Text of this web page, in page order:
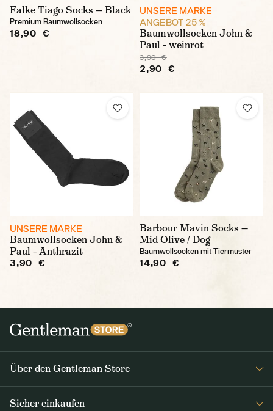
Falke Tiago Socks — Black
Premium Baumwollsocken
18,90 €
UNSERE MARKE
ANGEBOT 25 %
Baumwollsocken John &
Paul – weinrot
3,90 €
2,90 €
UNSERE MARKE
Baumwollsocken John &
Paul – Anthrazit
3,90 €
Barbour Mavin Socks —
Mid Olive / Dog
Baumwollsocken mit Tiermuster
14,90 €
Über den Gentleman Store
Sicher einkaufen